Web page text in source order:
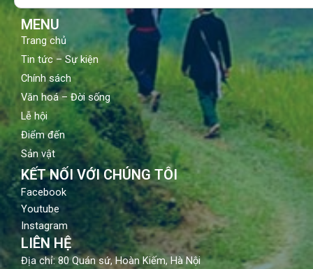
MENU
Trang chủ
Tin tức – Sự kiện
Chính sách
Văn hoá – Đời sống
Lễ hội
Điểm đến
Sản vật
KẾT NỐI VỚI CHÚNG TÔI
Facebook
Youtube
Instagram
LIÊN HỆ
Địa chỉ: 80 Quán sứ, Hoàn Kiếm, Hà Nội